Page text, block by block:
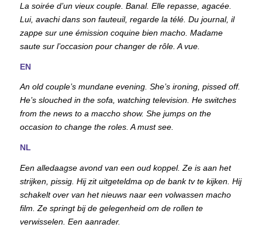
La soirée d’un vieux couple. Banal. Elle repasse, agacée.
Lui, avachi dans son fauteuil, regarde la télé. Du journal, il
zappe sur une émission coquine bien macho. Madame
saute sur l’occasion pour changer de rôle. A vue.
EN
An old couple’s mundane evening. She’s ironing, pissed off.
He’s slouched in the sofa, watching television. He switches
from the news to a maccho show. She jumps on the
occasion to change the roles. A must see.
NL
Een alledaagse avond van een oud koppel. Ze is aan het
strijken, pissig. Hij zit uitgeteldma op de bank tv te kijken. Hij
schakelt over van het nieuws naar een volwassen macho
film. Ze springt bij de gelegenheid om de rollen te
verwisselen. Een aanrader.